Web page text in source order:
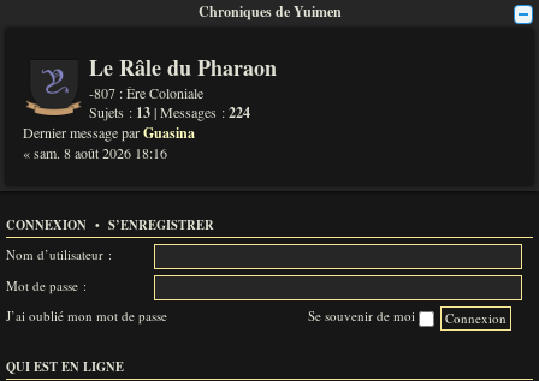
Chroniques de Yuimen
Le Râle du Pharaon
-807 : Ère Coloniale
Sujets : 13| Messages :224
Dernier message parGuasina
« sam. 8 août 2026 18:16
CONNEXION • S’ENREGISTRER
Nom d’utilisateur :
Mot de passe :
J’ai oublié mon mot de passe
Se souvenir de moi
QUI EST EN LIGNE